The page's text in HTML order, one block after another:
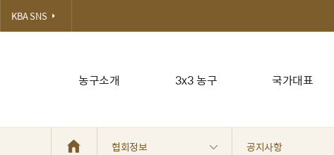
농구소개 3x3 농구 국가대표
KBA SNS
협회정보 공지사항